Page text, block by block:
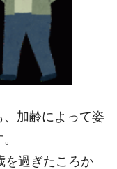
、加齢によって姿
を過ぎたころか